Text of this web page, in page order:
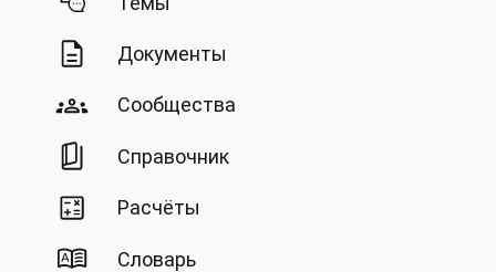
Документы
Сообщества
Справочник
Расчёты
Словарь